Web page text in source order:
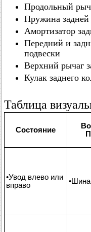
Продольный
Пружина задней
Амортизатор
Передний и
подвески
Верхний рычаг
Кулак заднего
Таблица
Состояние
•Увод влево или
вправо